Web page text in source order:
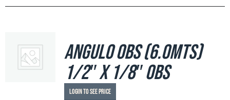
Angulo OBS (6.0mts)
1/2″ x 1/8″ OBS
Login to see price